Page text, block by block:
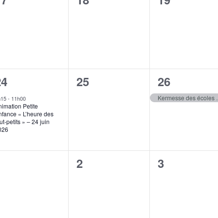
- 11h00
Petite
« L’heure des
petits » – 24 juin
0
25
1
26
0
2
0
3